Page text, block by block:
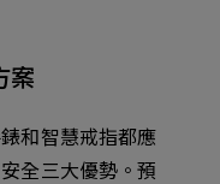
案
和智慧戒指都應
全三大優勢。預